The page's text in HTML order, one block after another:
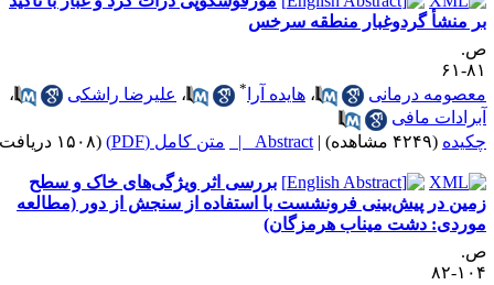
منشأ گردوغبار منطقه سرخس
۶۱
درمانی
،هایده آرا * ،علیرضا راشکی
،
مافی
(۴۲۴۹ مشاهده) |
Abstract | متن کامل (PDF) (۱۵۰۸ دریافت)
بررسی اثر ویژگی‌های خاک و سطح
در پیش‌بینی فرونشست با استفاده از سنجش از دور (مطالعه
دشت میناب هرمزگان)
۸۲